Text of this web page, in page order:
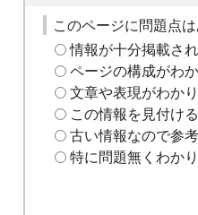
このページに問題点
情報が十分掲載さ
ページの構成がわ
文章や表現がわか
この情報を見付け
古い情報なので参
特に問題無くわか